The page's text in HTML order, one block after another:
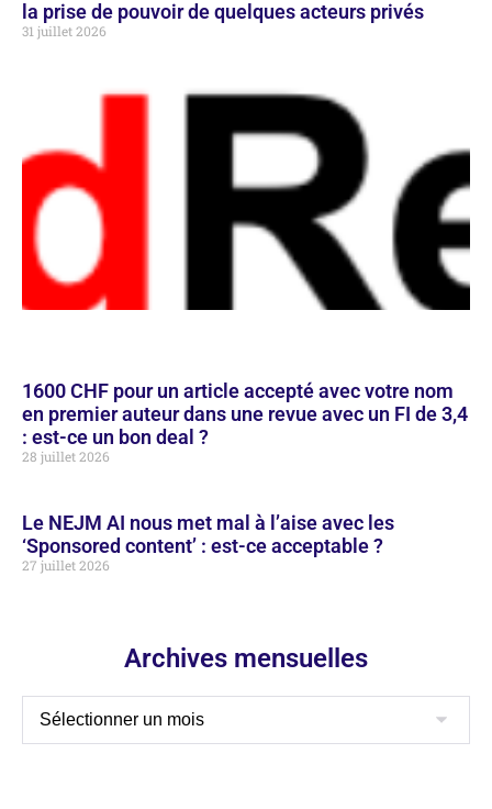
la prise de pouvoir de quelques acteurs privés
31 juillet 2026
1600 CHF pour un article accepté avec votre nom
en premier auteur dans une revue avec un FI de 3,4
: est-ce un bon deal ?
28 juillet 2026
Le NEJM AI nous met mal à l’aise avec les
‘Sponsored content’ : est-ce acceptable ?
27 juillet 2026
Archives mensuelles